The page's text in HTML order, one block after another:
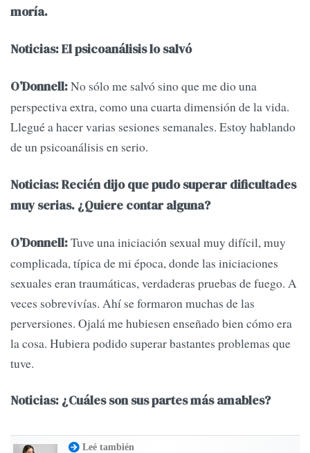
moría.
Noticias: El psicoanálisis lo salvó
O’Donnell:No sólo me salvó sino que me dio una
perspectiva extra, como una cuarta dimensión de la vida.
Llegué a hacer varias sesiones semanales. Estoy hablando
de un psicoanálisis en serio.
Noticias: Recién dijo que pudo superar dificultades
muy serias. ¿Quiere contar alguna?
O’Donnell:Tuve una iniciación sexual muy difícil, muy
complicada, típica de mi época, donde las iniciaciones
sexuales eran traumáticas, verdaderas pruebas de fuego. A
veces sobrevivías. Ahí se formaron muchas de las
perversiones. Ojalá me hubiesen enseñado bien cómo era
la cosa. Hubiera podido superar bastantes problemas que
tuve.
Noticias: ¿Cuáles son sus partes más amables?
Leé también